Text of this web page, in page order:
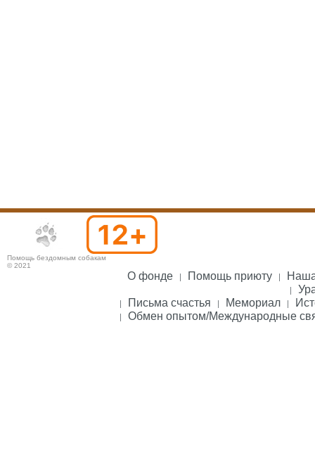
Помощь бездомным собакам
© 2021
О фонде Помощь приюту
Наша
Письма счастья
Мемориал
Обмен опытом/Международные